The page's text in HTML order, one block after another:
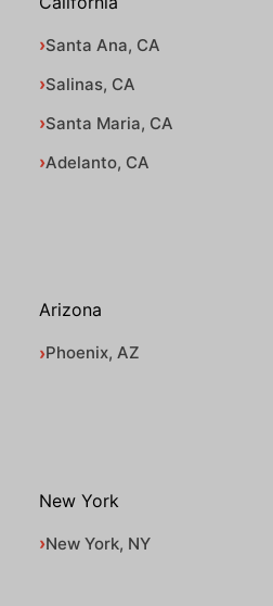
Santa Ana, CA
Salinas, CA
Santa Maria, CA
Adelanto, CA
Arizona
Phoenix, AZ
New York
New York, NY